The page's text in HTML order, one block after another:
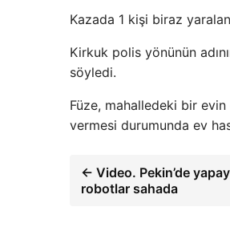
Kazada 1 kişi biraz
Kirkuk polis yönünün
söyledi.
Füze, mahalledeki bir evin
vermesi durumunda ev
← Video. Pekin’de
robotlar sahada